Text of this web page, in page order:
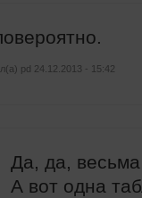
pd 24.12.2013 - 15:42
Да, да,
А вот одна